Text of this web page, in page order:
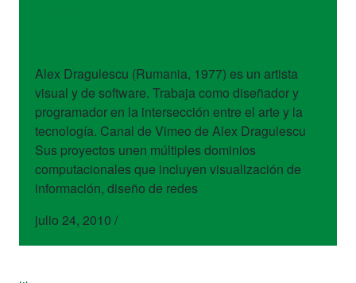
Alex Dragulescu (Rumania, 1977) es un artista
visual y de software. Trabaja como diseñador y
programador en la intersección entre el arte y la
tecnología. Canal de Vimeo de Alex Dragulescu
Sus proyectos unen múltiples dominios
computacionales que incluyen visualización de
información, diseño de redes
julio 24, 2010 /